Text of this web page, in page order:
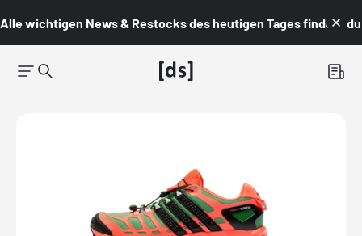
Alle wichtigen News & Restocks des heutigen Tages findest du